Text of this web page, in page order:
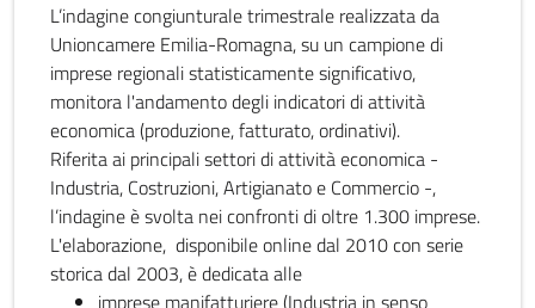
L’indagine congiunturale trimestrale realizzata da
Unioncamere Emilia-Romagna, su un campione di
imprese regionali statisticamente significativo,
monitora l'andamento degli indicatori di attività
economica (produzione, fatturato, ordinativi).
Riferita ai principali settori di attività economica -
Industria, Costruzioni, Artigianato e Commercio -,
l’indagine è svolta nei confronti di oltre 1.300 imprese.
L'elaborazione, disponibile online dal 2010 con serie
storica dal 2003, è dedicata alle
imprese manifatturiere (Industria in senso